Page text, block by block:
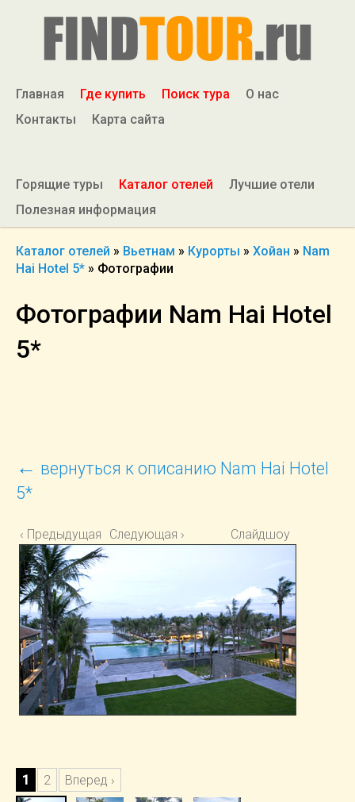
Главная Где купить Поиск тура
О нас
Контакты
Карта сайта
Горящие туры Каталог отелей
Лучшие отели
Полезная информация
Каталог отелей » Вьетнам » Курорты » Хойан » Nam
Hai Hotel 5* » Фотографии
Фотографии Nam Hai Hotel
5*
← вернуться к описанию Nam Hai Hotel
5*
‹ Предыдущая Следующая › Слайдшоу
1 2 Вперед ›